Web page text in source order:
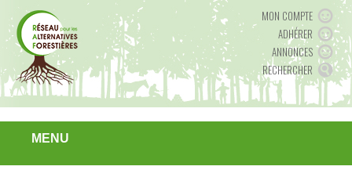
MON COMPTE
ADHÉRER
ANNONCES
RECHERCHER
MENU